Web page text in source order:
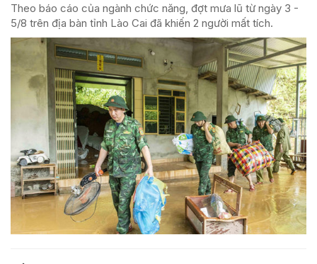
Theo báo cáo của ngành chức năng, đợt mưa lũ từ ngày 3 -
5/8 trên địa bàn tỉnh Lào Cai đã khiến 2 người mất tích.